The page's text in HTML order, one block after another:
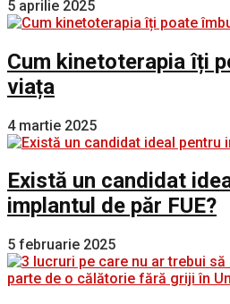
5 aprilie 2025
Cum kinetoterapia îți
viața
4 martie 2025
Există un candidat
implantul de păr FUE?
5 februarie 2025